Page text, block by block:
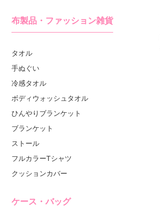
布製品・ファッション雑貨
タオル
手ぬぐい
冷感タオル
ボディウォッシュタオル
ひんやりブランケット
ブランケット
ストール
フルカラーTシャツ
クッションカバー
ケース・バッグ